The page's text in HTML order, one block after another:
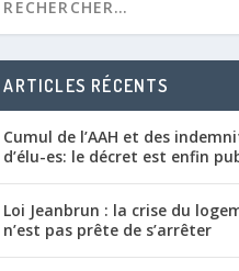
ARTICLES RÉCENTS
Cumul de l’AAH et des
d’élu-es: le décret est enfin
Loi Jeanbrun : la crise du
n’est pas prête de s’arrêter